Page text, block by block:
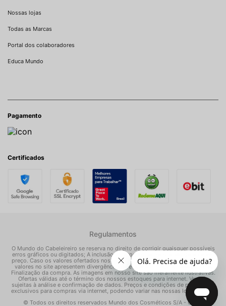
Nossas lojas
Todas as Marcas
Portal dos colaboradores
Educa Mundo
Pagamento
Certificados
Regulamentos
O Mundo do Cabeleireiro se reserva no direito de corrigir quaisquer possíveis
erros gráficos ou digitados; A inclusão do produto na Sacola não garante seu
preço. Caso os valores ofertados nos e-mails promocionais, mídias sociais e
valores no site apresentem divergências, prevalece o preço apresentado na
Finalização da compra. As imagens em nosso site são meramente ilustrativas.
Ofertas válidas até o término dos nossos estoques para internet. Vendas
sujeitas à análise e confirmação de dados. Preços e condições de pagamento
exclusivos para compras via internet, podendo variar nas nossas lojas físicas.
© Todos os direitos reservados Mundo dos Cosméticos S/A - CNPJ: